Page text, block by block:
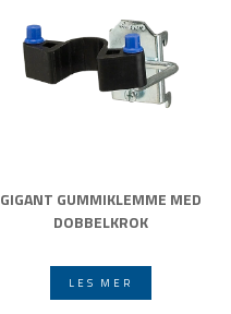
GIGANT GUMMIKLEMME MED
DOBBELKROK
LES MER